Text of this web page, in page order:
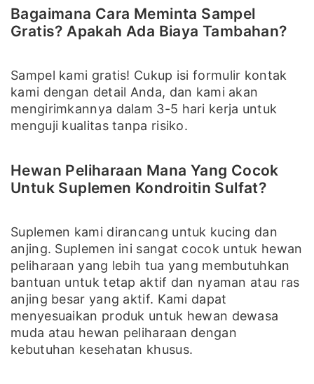
Bagaimana Cara Meminta Sampel
Gratis? Apakah Ada Biaya Tambahan?
Sampel kami gratis! Cukup isi formulir kontak
kami dengan detail Anda, dan kami akan
mengirimkannya dalam 3-5 hari kerja untuk
menguji kualitas tanpa risiko.
Hewan Peliharaan Mana Yang Cocok
Untuk Suplemen Kondroitin Sulfat?
Suplemen kami dirancang untuk kucing dan
anjing. Suplemen ini sangat cocok untuk hewan
peliharaan yang lebih tua yang membutuhkan
bantuan untuk tetap aktif dan nyaman atau ras
anjing besar yang aktif. Kami dapat
menyesuaikan produk untuk hewan dewasa
muda atau hewan peliharaan dengan
kebutuhan kesehatan khusus.